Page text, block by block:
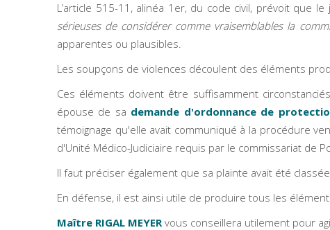
L’article 515-11, alinéa 1er, du code civil, prévoit que
sérieuses de considérer comme vraisemblables la
apparentes ou plausibles.
Les soupçons de violences découlent des éléments
Ces éléments doivent être suffisamment
épouse de sa demande d'ordonnance de
témoignage qu'elle avait communiqué à la procédure
d'Unité Médico-Judiciaire requis par le commissariat de
Il faut préciser également que sa plainte avait été
En défense, il est ainsi utile de produire tous les
Maître RIGAL MEYERvous conseillera utilement pour